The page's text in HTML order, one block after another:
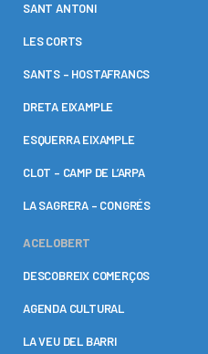
SANT ANTONI
LES CORTS
SANTS – HOSTAFRANCS
DRETA EIXAMPLE
ESQUERRA EIXAMPLE
CLOT – CAMP DE L’ARPA
LA SAGRERA – CONGRÉS
ACELOBERT
DESCOBREIX COMERÇOS
AGENDA CULTURAL
LA VEU DEL BARRI